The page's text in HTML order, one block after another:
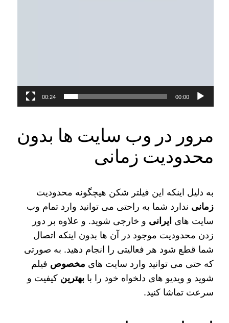
00:00
00:24
مرور در وب سایت ها بدون
محدودیت زمانی
به دلیل اینکه این فیلتر شکن هیچگونه محدودیت
زمانی ندارد شما به راحتی می‌ توانید وارد تمام وب
سایت‌ های ایرانی و خارجی شوید. و علاوه بر دور
زدن محدودیت موجود در آن ها بدون اینکه اتصال
شما قطع شود هر فعالیتی را انجام دهید. به صورتی
که حتی می‌ توانید وارد سایت‌ های مخصوص فیلم
شوید و ویدیو های دلخواه خود را بابهترین کیفیت و
سرعت تماشا کنید.